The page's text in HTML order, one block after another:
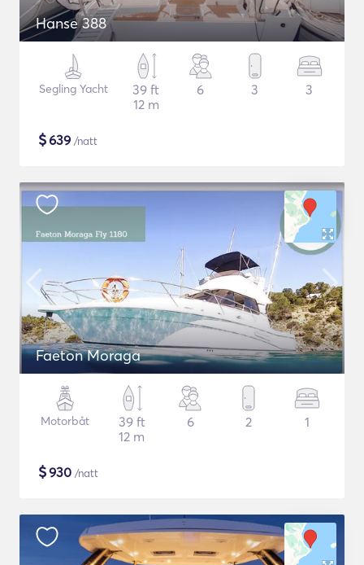
Hanse 388
Segling Yacht
39 ft
12 m
6 3 3
$639 /natt
Faeton Moraga
Motorbåt
39 ft
12 m
6 2 1
$930 /natt